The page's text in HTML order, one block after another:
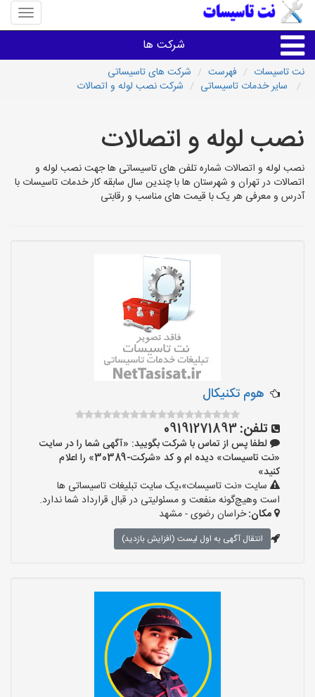
منوی
سایت
شرکت ها
خدمات تاسیسات ساختمان
خدمات تاسیسات ساختمان
سایر خدمات
نت تاسیسات فهرست
شرکت های تاسیساتی
سایر خدمات تاسیساتی
شرکت نصب لوله و اتصالات
نصب لوله و اتصالات
نصب لوله و اتصالات شماره تلفن های تاسیساتی ها جهت نصب لوله و
اتصالات در تهران و شهرستان ها با چندین سال سابقه کار خدمات تاسیسات با
آدرس و معرفی هر یک با قیمت های مناسب و رقابتی
هوم تکنیکال
تلفن:09191271893
لطفا پس از تماس با شرکت بگویید: «آگهی شما را در سایت
«نت تاسیسات» دیده ام و کد «شرکت-30389» را اعلام
کنید»
سایت «نت تاسیسات»،یک سایت تبلیغات تاسیساتی ها
است وهیچ‌گونه منفعت و مسئولیتی در قبال قرارداد شما ندارد.
مکان:خراسان رضوی - مشهد
انتقال آگهی به اول لیست (افزایش بازدید)